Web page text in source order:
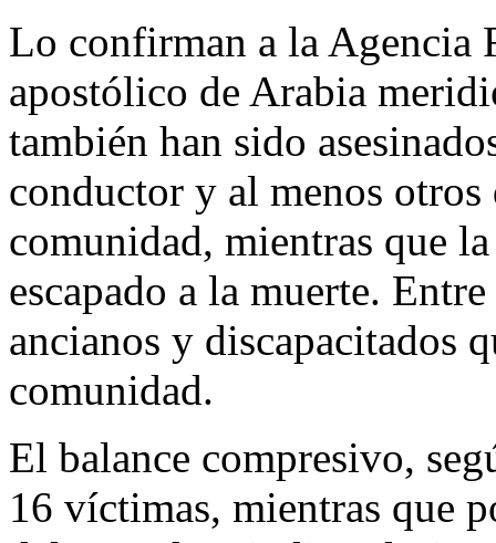
Lo confirman a la Agencia
apostólico de Arabia
también han sido
conductor y al menos otros
comunidad, mientras que
escapado a la muerte.
ancianos y discapacitados
comunidad.
El balance compresivo,
16 víctimas, mientras que